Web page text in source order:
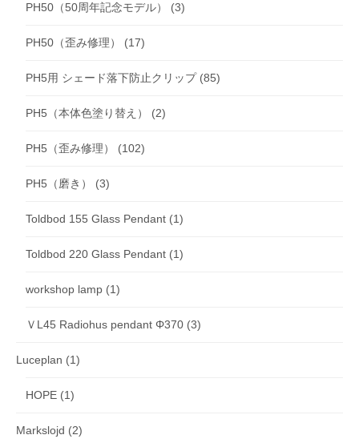
PH50（50周年記念モデル） (3)
PH50（歪み修理） (17)
PH5用 シェード落下防止クリップ(85)
PH5（本体色塗り替え） (2)
PH5（歪み修理） (102)
PH5（磨き） (3)
Toldbod 155 Glass Pendant (1)
Toldbod 220 Glass Pendant (1)
workshop lamp (1)
ＶL45 Radiohus pendant Φ370 (3)
Luceplan (1)
HOPE (1)
Markslojd (2)